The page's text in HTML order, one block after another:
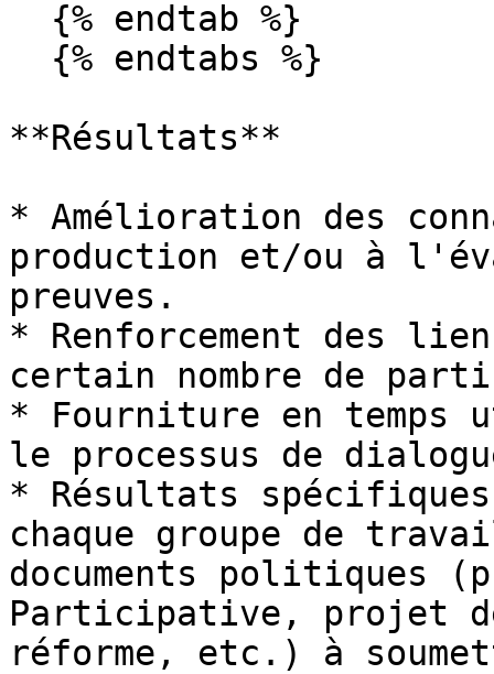
**Résultats**
* Amélioration des
production et/ou à
preuves.
* Renforcement des
certain nombre de
* Fourniture en temps
le processus de
* Résultats
chaque groupe de
documents politiques
Participative, projet
réforme, etc.) à